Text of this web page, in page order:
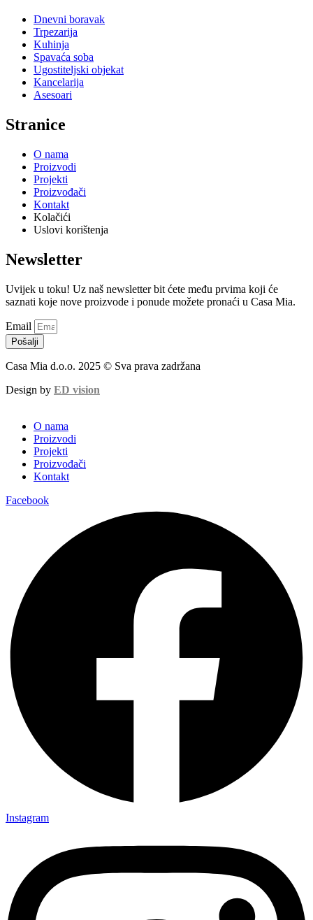
Dnevni boravak
Trpezarija
Kuhinja
Spavaća soba
Ugostiteljski objekat
Kancelarija
Asesoari
Stranice
O nama
Proizvodi
Projekti
Proizvođači
Kontakt
Kolačići
Uslovi korištenja
Newsletter
Uvijek u toku! Uz naš newsletter bit ćete među prvima koji će
saznati koje nove proizvode i ponude možete pronaći u Casa Mia.
Email
Pošalji
Casa Mia d.o.o. 2025 © Sva prava zadržana
Design by ED vision
O nama
Proizvodi
Projekti
Proizvođači
Kontakt
Facebook
Instagram